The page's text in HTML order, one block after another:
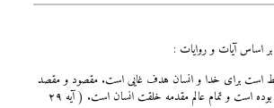
اساس آیات و روایات :
است برای خدا و انسان هدف غایی است. مقصود و مقصد
غایت آفرینش عالم انسان بوده است و تمام عالم مقدمه خلقت انسان است. ( آیه ۲۹